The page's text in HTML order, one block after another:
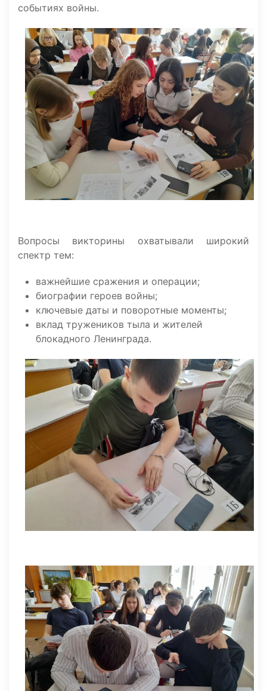
событиях войны.
Вопросы викторины охватывали широкий
спектр тем:
важнейшие сражения и операции;
биографии героев войны;
ключевые даты и поворотные моменты;
вклад тружеников тыла и жителей
блокадного Ленинграда.